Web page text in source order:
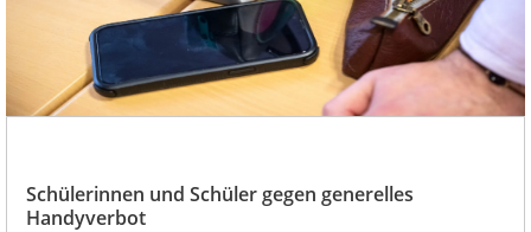
Schülerinnen und Schüler gegen generelles
Handyverbot